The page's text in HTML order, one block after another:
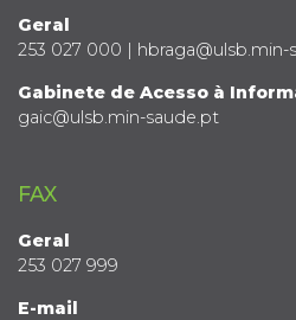
Geral
253 027 000 | hbraga@ulsb.min-
Gabinete de Acesso à
gaic@ulsb.min-saude.pt
FAX
Geral
253 027 999
E-mail